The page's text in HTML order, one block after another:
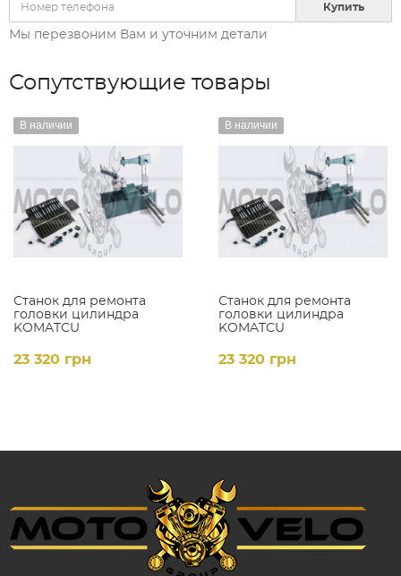
Купить
Мы перезвоним Вам и уточним детали
Сопутствующие товары
Станок для ремонта
головки цилиндра
KOMATCU
В наличии
23 320 грн
Станок для ремонта
головки цилиндра
KOMATCU
В наличии
23 320 грн